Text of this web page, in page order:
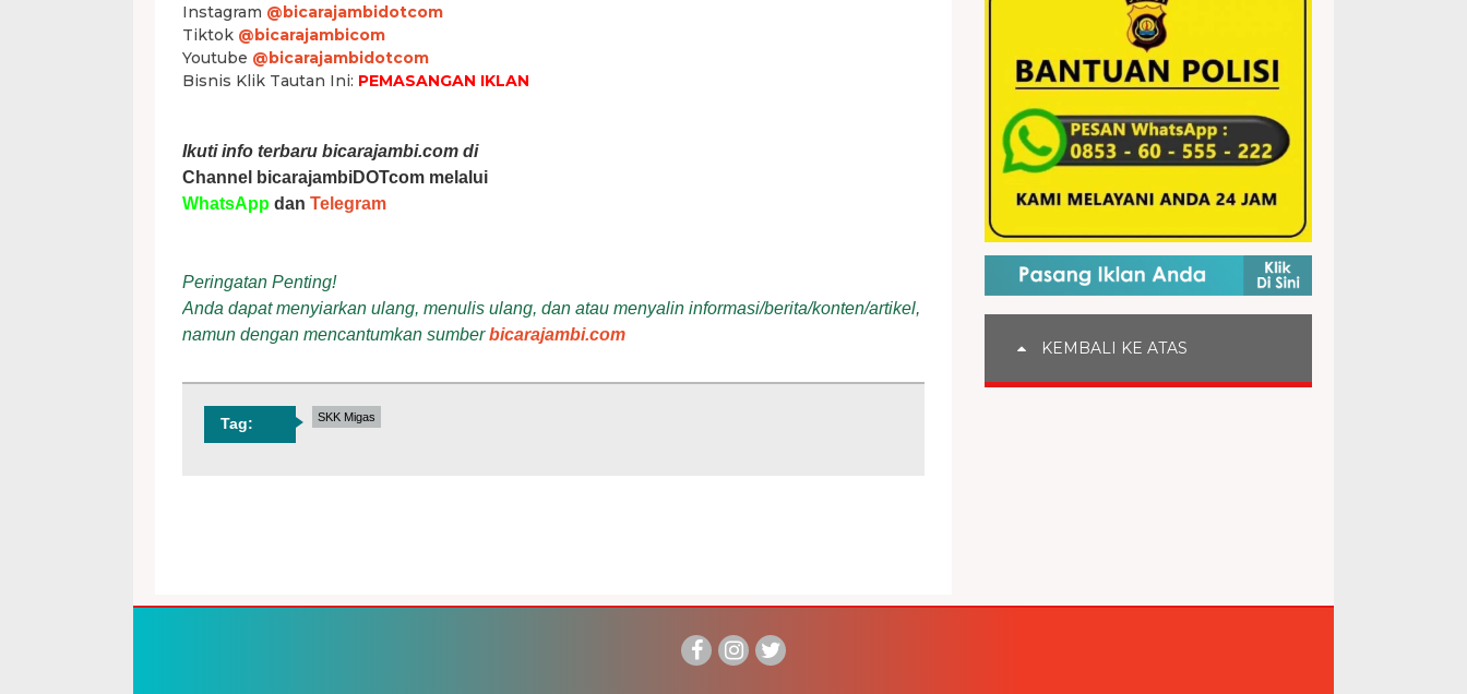
Instagram @bicarajambidotcom
Tiktok @bicarajambicom
Youtube @bicarajambidotcom
Bisnis Klik Tautan Ini: PEMASANGAN IKLAN
Ikuti info terbaru bicarajambi.com di
Channel bicarajambiDOTcom melalui
WhatsApp dan Telegram
Peringatan Penting!
Anda dapat menyiarkan ulang, menulis ulang, dan atau menyalin informasi/berita/konten/artikel,
namun dengan mencantumkan sumberbicarajambi.com
Tag: SKK Migas
KEMBALI KE ATAS